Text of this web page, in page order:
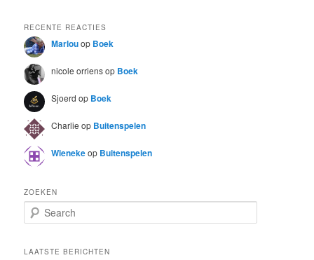
RECENTE REACTIES
Marlouop Boek
nicole orriensop Boek
Sjoerd op Boek
Charlie op Buitenspelen
Wienekeop Buitenspelen
ZOEKEN
e
rLAATSTE BERICHTEN